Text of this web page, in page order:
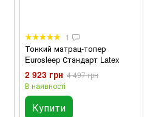
1
Тонкий матрац-топер
Eurosleep Стандарт Latex
2 923 грн 4 497 грн
В наявності
Купити